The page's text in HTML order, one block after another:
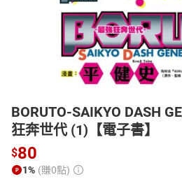
BORUTO-SAIKYO DASH
狂奔世代 (1)【電子書】
$80
1% (賺0點)